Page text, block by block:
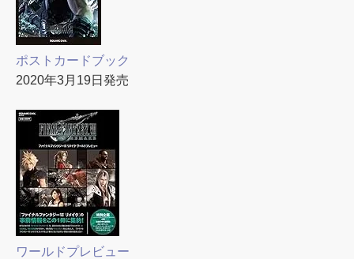
ポストカードブック
2020年3月19日発売
ワールドプレビュー